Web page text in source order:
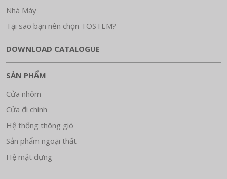
Nhà Máy
Tại sao bạn nên chọn TOSTEM?
DOWNLOAD CATALOGUE
SẢN PHẨM
Cửa nhôm
Cửa đi chính
Hệ thống thông gió
Sản phẩm ngoại thất
Hệ mặt dựng